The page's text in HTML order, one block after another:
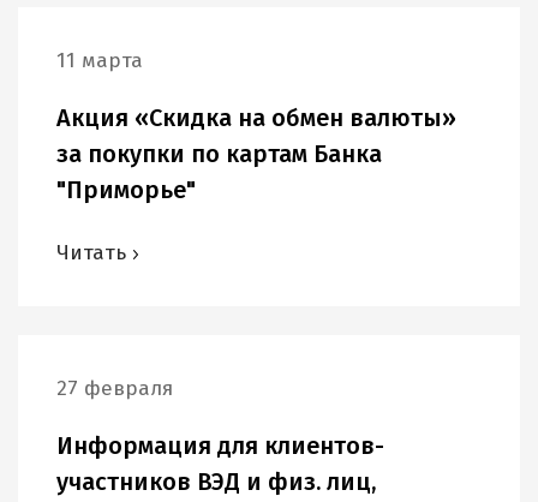
11 марта
Акция «Скидка на обмен валюты»
за покупки по картам Банка
"Приморье"
Читать
27 февраля
Информация для клиентов-
участников ВЭД и физ. лиц,